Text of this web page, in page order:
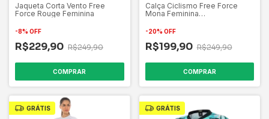
Jaqueta Corta Vento Free
Force Rouge Feminina
-8% OFF
R$229,90 R$249,90
COMPRAR
Calça Ciclismo Free Force
Mona Feminina
-20% OFF
R$199,90 R$249,90
COMPRAR
GRÁTIS GRÁTIS